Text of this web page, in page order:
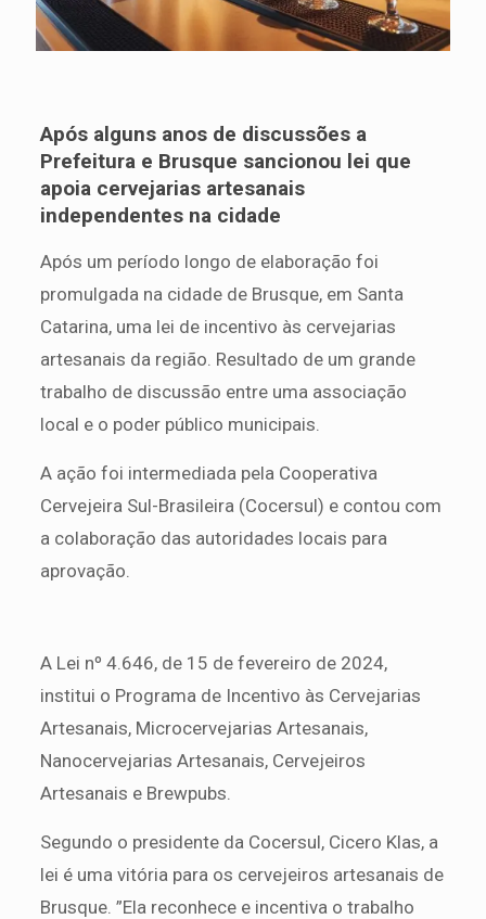
Após alguns anos de discussões a
Prefeitura e Brusque sancionou lei que
apoia cervejarias artesanais
independentes na cidade
Após um período longo de elaboração foi
promulgada na cidade de Brusque, em Santa
Catarina, uma lei de incentivo às cervejarias
artesanais da região. Resultado de um grande
trabalho de discussão entre uma associação
local e o poder público municipais.
A ação foi intermediada pela Cooperativa
Cervejeira Sul-Brasileira (Cocersul) e contou com
a colaboração das autoridades locais para
aprovação.
A Lei nº 4.646, de 15 de fevereiro de 2024,
institui o Programa de Incentivo às Cervejarias
Artesanais, Microcervejarias Artesanais,
Nanocervejarias Artesanais, Cervejeiros
Artesanais e Brewpubs.
Segundo o presidente da Cocersul, Cicero Klas, a
lei é uma vitória para os cervejeiros artesanais de
Brusque. ”Ela reconhece e incentiva o trabalho